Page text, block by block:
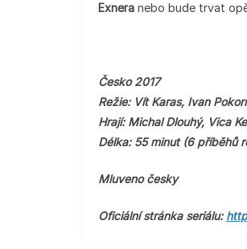
Exnera nebo bude trvat
Česko 2017
Režie: Vít Karas, Ivan
Hrají: Michal Dlouhý, Vica
Délka: 55 minut (6 příběhů
Mluveno česky
Oficiální stránka seriálu: